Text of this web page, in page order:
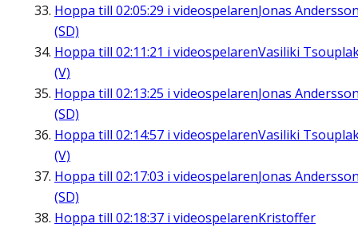
Hoppa till 02:05:29 i videospelarenJonas
(SD)
Hoppa till 02:11:21 i videospelarenVasiliki
(V)
Hoppa till 02:13:25 i videospelarenJonas
(SD)
Hoppa till 02:14:57 i videospelarenVasiliki
(V)
Hoppa till 02:17:03 i videospelarenJonas
(SD)
Hoppa till 02:18:37 i videospelarenKristoffer